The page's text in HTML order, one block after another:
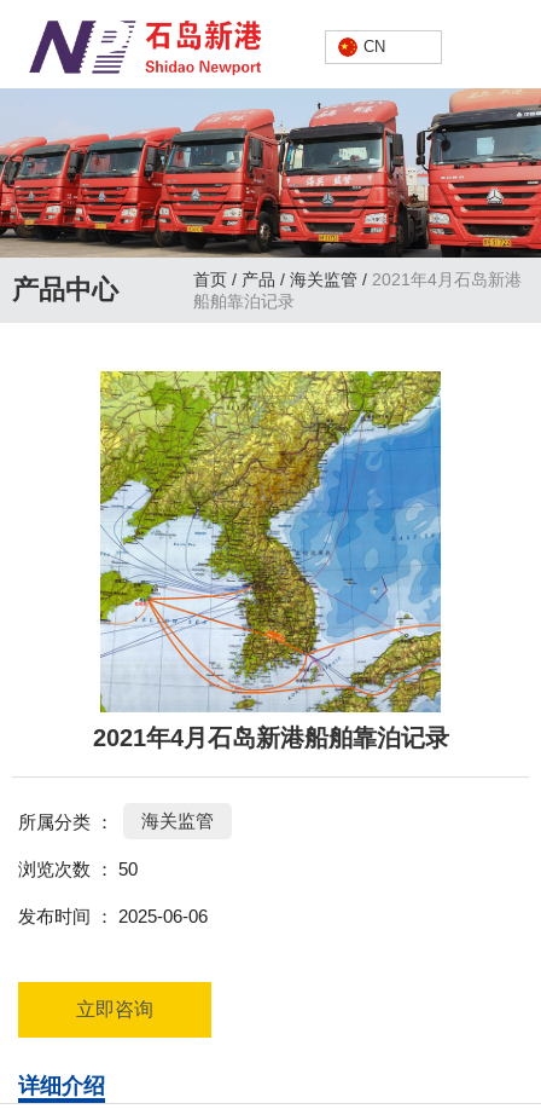
中文
CN
产品中心 首页 / 产品 / 海关监管 / 2021年4月石岛新港
船舶靠泊记录
2021年4月石岛新港船舶靠泊记录
所属分类 ： 海关监管
浏览次数 ： 50
发布时间 ： 2025-06-06
立即咨询
详细介绍